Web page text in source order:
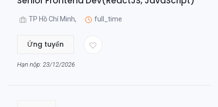
TP Hồ Chí Minh, full_time
Ứng tuyển
Hạn nộp: 23/12/2026